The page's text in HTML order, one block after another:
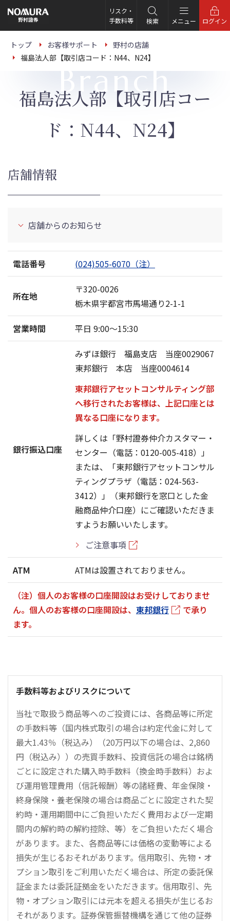
の
ー
リスク・
手数料等
検索 メニュー ログイン
トップ お客様サポート
野村の店舗
福島法人部【取引店コード：N44、N24】
Branch
福島法人部【取引店コー
ド：N44、N24】
店舗情報
店舗からのお知らせ
電話番号 (024)505-6070（注）
所在地
〒320-0026
栃木県宇都宮市馬場通り2-1-1
営業時間 平日 9:00〜15:30
銀行振込口座
みずほ銀行 福島支店 当座0029067
東邦銀行 本店 当座0004614
東邦銀行アセットコンサルティング部
へ移行されたお客様は、上記口座とは
異なる口座になります。
詳しくは「野村證券仲介カスタマー・
センター（電話：0120-005-418）」
または、「東邦銀行アセットコンサル
ティングプラザ（電話：024-563-
3412）」（東邦銀行を窓口とした金
融商品仲介口座）にご確認いただきま
すようお願いいたします。
ご注意事項
ATM ATMは設置されておりません。
（注）個人のお客様の口座開設はお受けしておりませ
ん。個人のお客様の口座開設は、 東邦銀行
で承り
ます。
手数料等およびリスクについて
当社で取扱う商品等へのご投資には、各商品等に所定
の手数料等（国内株式取引の場合は約定代金に対して
最大1.43％（税込み）（20万円以下の場合は、2,860
円（税込み））の売買手数料、投資信託の場合は銘柄
ごとに設定された購入時手数料（換金時手数料）およ
び運用管理費用（信託報酬）等の諸経費、年金保険・
終身保険・養老保険の場合は商品ごとに設定された契
約時・運用期間中にご負担いただく費用および一定期
間内の解約時の解約控除、等）をご負担いただく場合
があります。また、各商品等には価格の変動等による
損失が生じるおそれがあります。信用取引、先物・オ
プション取引をご利用いただく場合は、所定の委託保
証金または委託証拠金をいただきます。信用取引、先
物・オプション取引には元本を超える損失が生じるお
それがあります。証券保管振替機構を通じて他の証券